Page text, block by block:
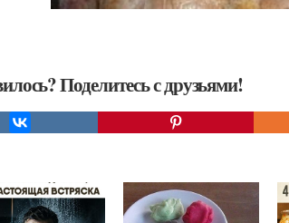
Поделитесь с друзьями!